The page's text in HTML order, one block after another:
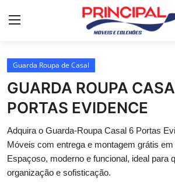
Home
Mesa de jantar
Guarda-roupa
Móveis para Sala de Estar
Colchão
Guarda Roupa de Casal
GUARDA ROUPA
PORTAS EVIDENCE
Adquira o Guarda-Roupa Casal 6 Portas
Móveis com entrega e montagem grátis
Espaçoso, moderno e funcional, ideal para
organização e sofisticação.